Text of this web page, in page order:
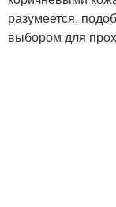
разумеется,
выбором для